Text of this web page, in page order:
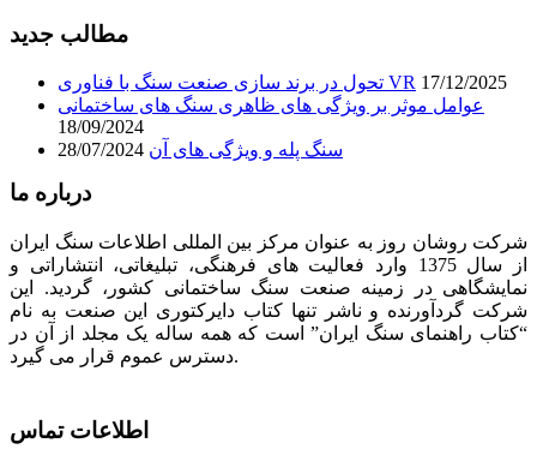
مطالب جدید
تحول در برند سازی صنعت سنگ با فناوری VR 17/12/2025
عوامل موثر بر ویژگی های ظاهری سنگ های ساختمانی
18/09/2024
سنگ پله و ویژگی های آن 28/07/2024
درباره ما
شرکت روشان روز به عنوان مرکز بین المللی اطلاعات سنگ ایران
از سال 1375 وارد فعالیت های فرهنگی، تبلیغاتی، انتشاراتی و
نمایشگاهی در زمینه صنعت سنگ ساختمانی کشور، گردید. این
شرکت گردآورنده و ناشر تنها کتاب دایرکتوری این صنعت به نام
“کتاب راهنمای سنگ ایران” است که همه ساله یک مجلد از آن در
دسترس عموم قرار می گیرد.
اطلاعات تماس